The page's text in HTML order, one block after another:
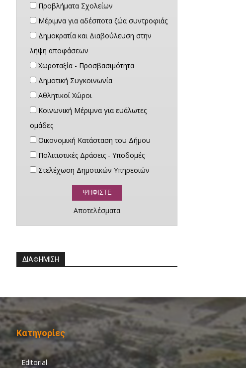
Προβλήματα Σχολείων
Μέριμνα για αδέσποτα ζώα συντροφιάς
Δημοκρατία και Διαβούλευση στην
λήψη αποφάσεων
Χωροταξία - Προσβασιμότητα
Δημοτική Συγκοινωνία
Αθλητικοί Χώροι
Κοινωνική Μέριμνα για ευάλωτες
ομάδες
Οικονομική Κατάσταση του Δήμου
Πολιτιστικές Δράσεις - Υποδομές
Στελέχωση Δημοτικών Υπηρεσιών
Αποτελέσματα
ΔΙΑΦΗΜΙΣΗ
Κατηγορίες
Editorial